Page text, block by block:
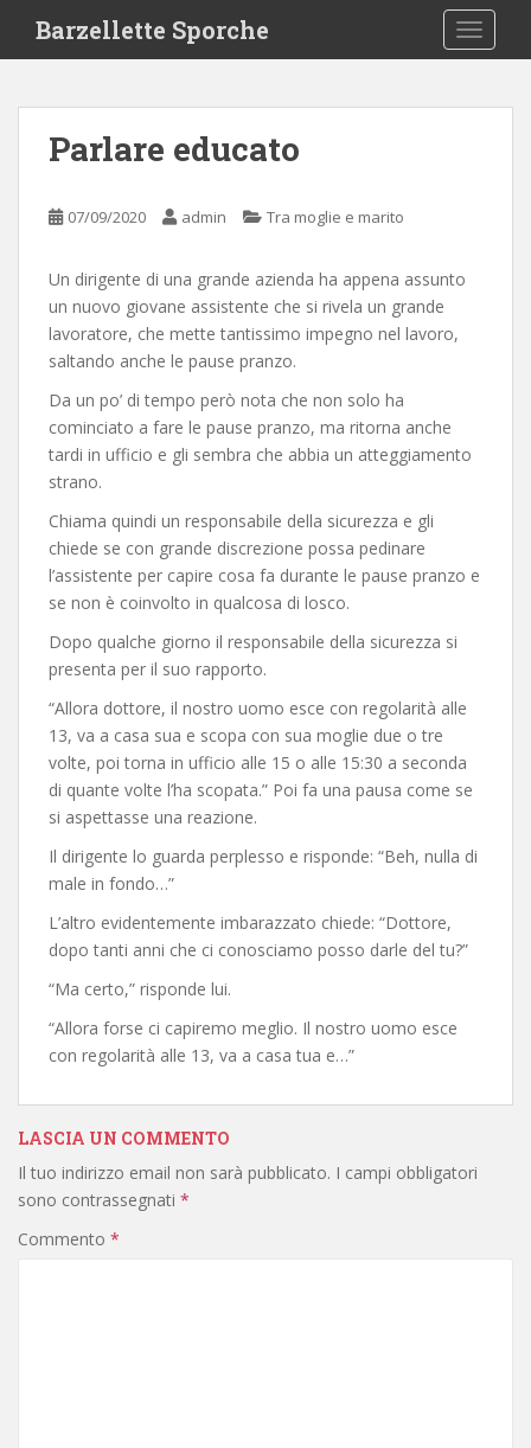
i
Barzellette Sporche
Parlare educato
07/09/2020 admin Tra moglie e marito
Un dirigente di una grande azienda ha appena assunto
un nuovo giovane assistente che si rivela un grande
lavoratore, che mette tantissimo impegno nel lavoro,
saltando anche le pause pranzo.
Da un po’ di tempo però nota che non solo ha
cominciato a fare le pause pranzo, ma ritorna anche
tardi in ufficio e gli sembra che abbia un atteggiamento
strano.
Chiama quindi un responsabile della sicurezza e gli
chiede se con grande discrezione possa pedinare
l’assistente per capire cosa fa durante le pause pranzo e
se non è coinvolto in qualcosa di losco.
Dopo qualche giorno il responsabile della sicurezza si
presenta per il suo rapporto.
“Allora dottore, il nostro uomo esce con regolarità alle
13, va a casa sua e scopa con sua moglie due o tre
volte, poi torna in ufficio alle 15 o alle 15:30 a seconda
di quante volte l’ha scopata.” Poi fa una pausa come se
si aspettasse una reazione.
Il dirigente lo guarda perplesso e risponde: “Beh, nulla di
male in fondo…”
L’altro evidentemente imbarazzato chiede: “Dottore,
dopo tanti anni che ci conosciamo posso darle del tu?”
“Ma certo,” risponde lui.
“Allora forse ci capiremo meglio. Il nostro uomo esce
con regolarità alle 13, va a casa tua e…”
LASCIA UN COMMENTO
Il tuo indirizzo email non sarà pubblicato. I campi obbligatori
sono contrassegnati *
Commento *